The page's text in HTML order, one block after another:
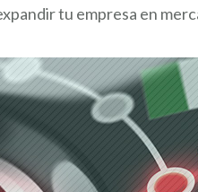
tu empresa en